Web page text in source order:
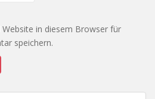
in diesem Browser für
speichern.